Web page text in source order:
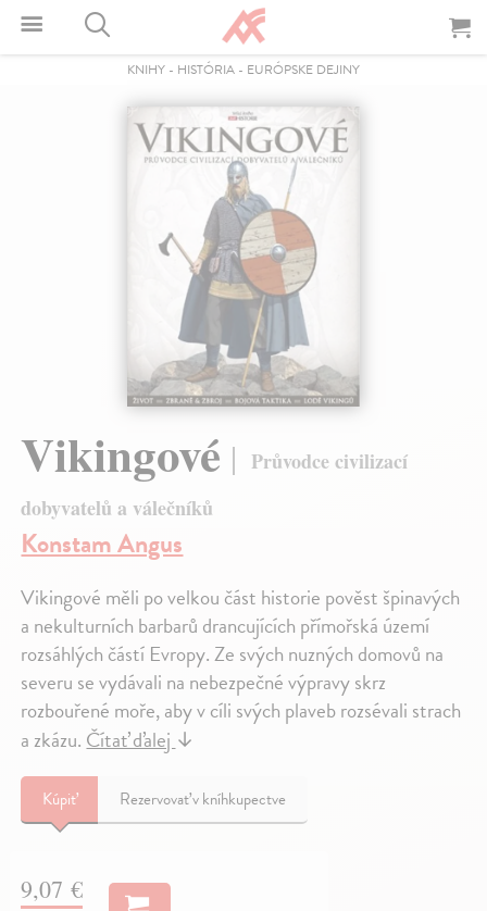
KNIHY - HISTÓRIA - EURÓPSKE DEJINY
Vikingové
Průvodce civilizací
dobyvatelů a válečníků
Konstam Angus
Vikingové měli po velkou část historie pověst špinavých
a nekulturních barbarů drancujících přímořská území
rozsáhlých částí Evropy. Ze svých nuzných domovů na
severu se vydávali na nebezpečné výpravy skrz
rozbouřené moře, aby v cíli svých plaveb rozsévali strach
a zkázu.Čítať ďalej↓
Kúpiť Rezervovať v kníhkupectve
9,07 €